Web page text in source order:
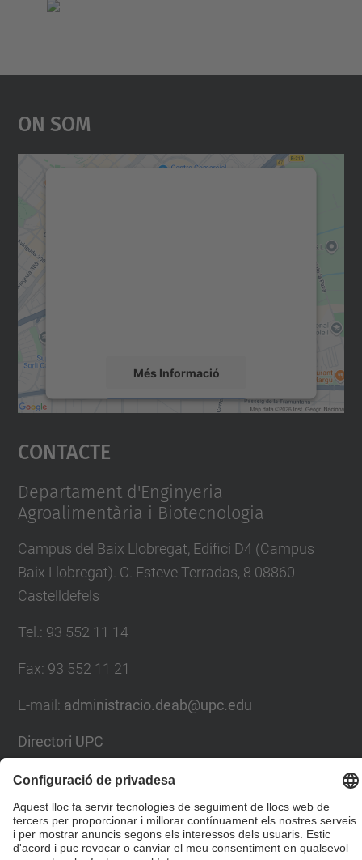
On Som
Més Informació
Accepta
powered by
Contacte
Departament d'Enginyeria
Agroalimentària i Biotecnologia
Campus del Baix Llobregat, Edifici D4 (Campus
Baix Llobregat). C. Esteve Terradas, 8 08860
Castelldefels
Tel. : 93 552 11 14
Fax: 93 552 11 21
E-mail : administracio.deab@upc.edu
Directori UPC
Formulari de contacte